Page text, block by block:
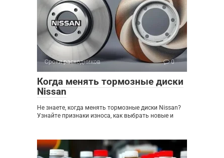
Сроки расходников 0
Когда менять тормозные диски
Nissan
Не знаете, когда менять тормозные диски Nissan?
Узнайте признаки износа, как выбрать новые и